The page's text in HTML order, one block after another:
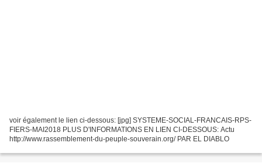
voir également le lien ci-dessous: [jpg] SYSTEME-SOCIAL-FRANCAIS-RPS-
FIERS-MAI2018 PLUS D'INFORMATIONS EN LIEN CI-DESSOUS: Actu
http://www.rassemblement-du-peuple-souverain.org/ PAR EL DIABLO